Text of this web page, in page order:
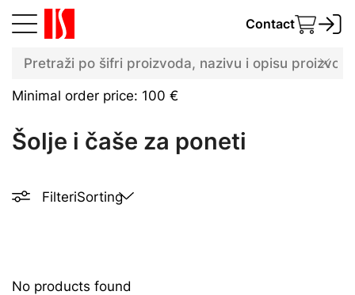
Contact
Minimal order price: 100 €
Šolje i čaše za poneti
FilteriSorting
No products found